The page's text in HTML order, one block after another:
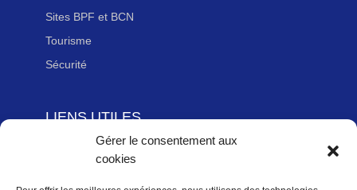
Gérer le consentement aux
cookies
Sites BPF et BCN
Tourisme
Sécurité
LIENS UTILES
Adhérer à la Fédération Française de cyclotourisme
Newsletter